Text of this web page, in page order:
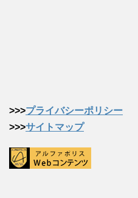
>>>プライバシーポリシー
>>>サイトマップ